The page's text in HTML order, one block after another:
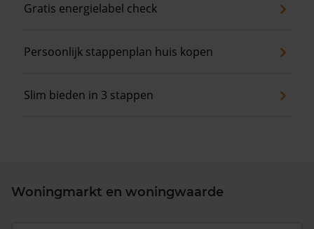
Gratis energielabel check
Persoonlijk stappenplan huis kopen
Slim bieden in 3 stappen
Woningmarkt en woningwaarde